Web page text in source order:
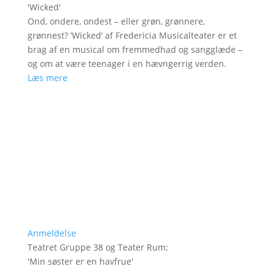
'Wicked'
Ond, ondere, ondest – eller grøn, grønnere,
grønnest? ’Wicked’ af Fredericia Musicalteater er et
brag af en musical om fremmedhad og sangglæde –
og om at være teenager i en hævngerrig verden.
Læs mere
Anmeldelse
Teatret Gruppe 38 og Teater Rum:
'Min søster er en havfrue'